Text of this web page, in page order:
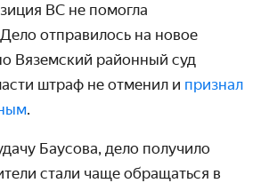
ВС не помогла
отправилось на новое
Вяземский районный суд
штраф не отменил и признал
.
Баусова, дело получило
стали чаще обращаться в